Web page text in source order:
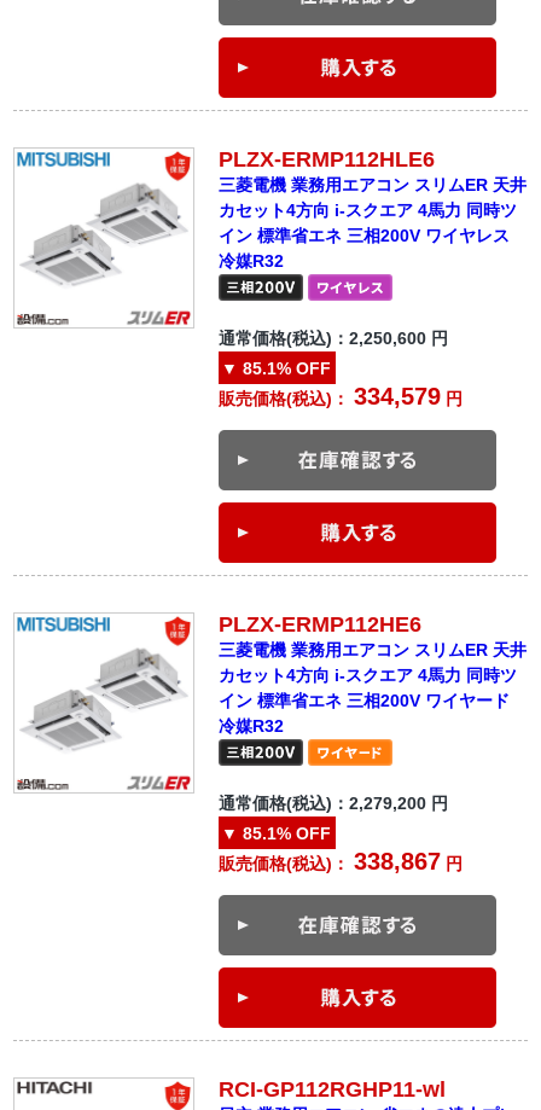
PLZX-ERMP112HLE6
三菱電機 業務用エアコン スリムER 天井
カセット4方向 i-スクエア 4馬力 同時ツ
イン 標準省エネ 三相200V ワイヤレス
冷媒R32
通常価格(税込)：2,250,600 円
▼ 85.1% OFF
販売価格(税込)：334,579 円
PLZX-ERMP112HE6
三菱電機 業務用エアコン スリムER 天井
カセット4方向 i-スクエア 4馬力 同時ツ
イン 標準省エネ 三相200V ワイヤード
冷媒R32
通常価格(税込)：2,279,200 円
▼ 85.1% OFF
販売価格(税込)：338,867 円
RCI-GP112RGHP11-wl